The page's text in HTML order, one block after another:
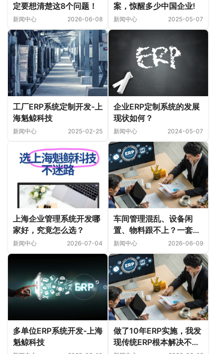
定要想清楚这8个问题！
新闻中心 2026-06-08
案，惊醒多少中国企业!
新闻中心 2025-05-07
工厂ERP系统定制开发-上
海魁鲸科技
新闻中心 2025-02-25
企业ERP定制系统的发展
现状如何？
新闻中心 2024-05-07
上海企业管理系统开发哪
家好，究竟怎么选？
新闻中心 2026-07-04
车间管理混乱、设备闲
置、物料跟不上？一套定
制ERP系统，为什么能让
车间生产效率翻倍？
新闻中心 2026-06-09
多单位ERP系统开发-上海
魁鲸科技
做了10年ERP实施，我发
现传统ERP根本解决不了